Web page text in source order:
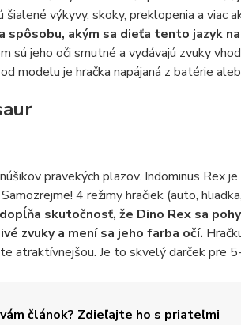
šialené výkyvy, skoky, preklopenia a viac
spôsobu, akým sa dieťa tento jazyk
sú jeho oči smutné a vydávajú zvuky
modelu je hračka napájaná z batérie
pravekých plazov. Indominus Rex je
4 režimy hračiek (auto,
skutočnosť, že Dino Rex sa
zvuky a mení sa jeho farba očí.
atraktívnejšou. Je to skvelý darček pre
článok? Zdieľajte ho s priateľmi